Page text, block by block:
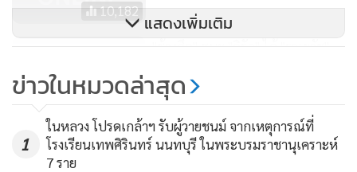
10,182
2,896
"ช้างศึก" ชนะ "อิรัก" ได้ "ราเยวัช"
แสดงเพิ่มเติม
ข่าวในหมวดล่าสุด
1
ในหลวง โปรดเกล้าฯ รับผู้วายชนม์ จากเหตุการณ์ที่
โรงเรียนเทพศิรินทร์ นนทบุรี ในพระบรมราชานุเคราะห์
7 ราย